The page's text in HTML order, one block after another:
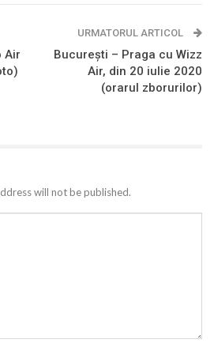
Air
URMATORUL ARTICOL
București – Praga cu Wizz
Air, din 20 iulie 2020
(orarul zborurilor)
will not be published.